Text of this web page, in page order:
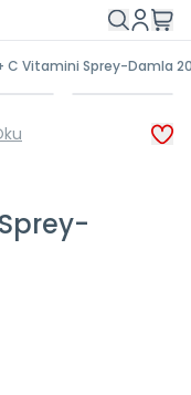
C Vitamini Sprey-Damla